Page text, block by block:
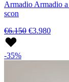
Armadio Armadio
scon
€6.150 €3.980
-35%